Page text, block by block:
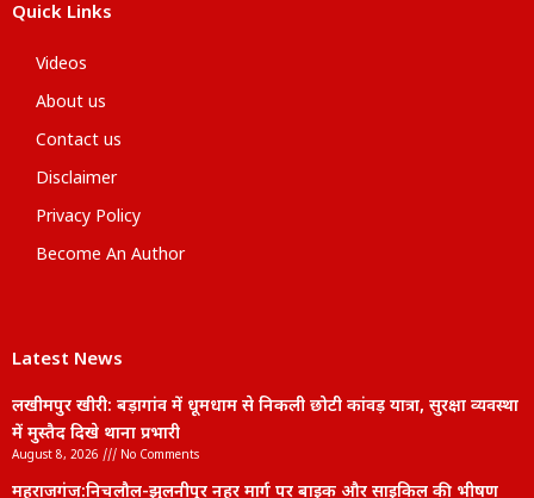
Quick Links
Videos
About us
Contact us
Disclaimer
Privacy Policy
Become An Author
Latest News
लखीमपुर खीरी: बड़ागांव में धूमधाम से निकली छोटी कांवड़ यात्रा, सुरक्षा व्यवस्था
में मुस्तैद दिखे थाना प्रभारी
August 8, 2026 No Comments
महराजगंज:निचलौल-झुलनीपुर नहर मार्ग पर बाइक और साइकिल की भीषण